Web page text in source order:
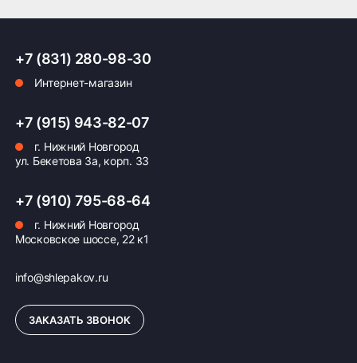
также доступно оформление кредита и
формирование счёта для Юр.Лица
ПОДРОБНЕЕ ОБ ОПЛАТЕ
+7 (831) 280-98-30
Интернет-магазин
+7 (915) 943-82-07
г. Нижний Новгород
ул. Бекетова 3а, корп. 33
+7 (910) 795-68-64
г. Нижний Новгород
Московское шоссе, 22 к1
info@shlepakov.ru
ЗАКАЗАТЬ ЗВОНОК